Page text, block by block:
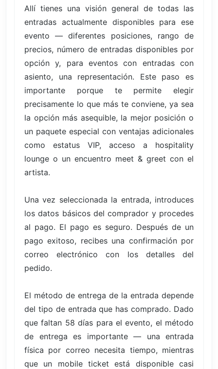
Allí tienes una visión general de todas las
entradas actualmente disponibles para ese
evento — diferentes posiciones, rango de
precios, número de entradas disponibles por
opción y, para eventos con entradas con
asiento, una representación. Este paso es
importante porque te permite elegir
precisamente lo que más te conviene, ya sea
la opción más asequible, la mejor posición o
un paquete especial con ventajas adicionales
como estatus VIP, acceso a hospitality
lounge o un encuentro meet & greet con el
artista.
Una vez seleccionada la entrada, introduces
los datos básicos del comprador y procedes
al pago. El pago es seguro. Después de un
pago exitoso, recibes una confirmación por
correo electrónico con los detalles del
pedido.
El método de entrega de la entrada depende
del tipo de entrada que has comprado. Dado
que faltan 58 días para el evento, el método
de entrega es importante — una entrada
física por correo necesita tiempo, mientras
que un mobile ticket está disponible casi